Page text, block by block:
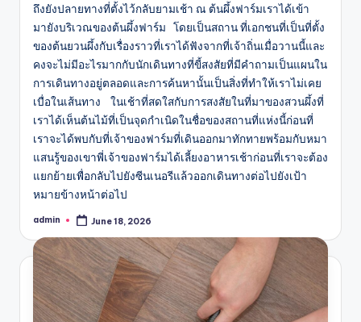
ถึงยังปลายทางที่ตั้งไว้กลับยามเช้า ณ ต้นผึ้งฟาร์มเราได้เข้า
มายังบริเวณของต้นผึ้งฟาร์ม โดยเป็นสถาน ที่เอกชนที่เป็นที่ตั้ง
ของต้นยวนผึ้งกับเรื่องราวที่เราได้ฟังจากที่เจ้าถิ่นเมื่อวานนี้และ
คงจะไม่มีอะไรมากกับนักเดินทางที่ขี้สงสัยที่มีคำถามเป็นแผนใน
การเดินทางอยู่ตลอดและการค้นหานั้นเป็นสิ่งที่ทำให้เราไม่เคย
เบื่อในเส้นทาง ในเช้าที่สดใสกับการสงสัยในที่มาของสวนผึ้งที่
เราได้เห็นต้นไม้ที่เป็นจุดกำเนิดในชื่อของสถานที่แห่งนี้ก่อนที่
เราจะได้พบกับที่เจ้าของฟาร์มที่เดินออกมาทักทายพร้อมกับหมา
แสนรู้ของเขาพี่เจ้าของฟาร์มได้เลี้ยงอาหารเช้าก่อนที่เราจะต้อง
แยกย้ายเพื่อกลับไปยังซีนเนอรีแล้วออกเดินทางต่อไปยังเป้า
หมายข้างหน้าต่อไป
Posted
admin June 18, 2026